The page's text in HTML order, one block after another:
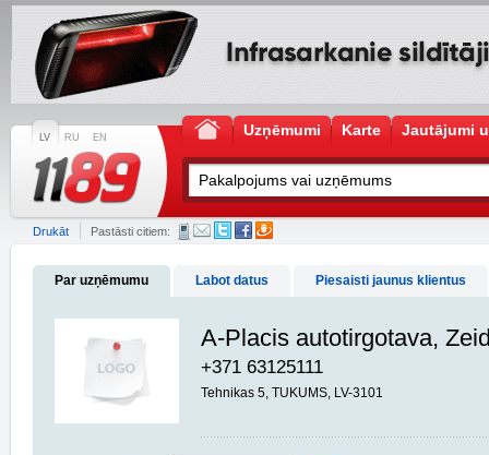
LV RU EN Uzņēmumi Karte Jautājumi
Drukāt Pastāsti citiem:
Par uzņēmumu Labot datus Piesaisti jaunus klientus
A-Placis autotirgotava,
+371 63125111
Tehnikas 5, TUKUMS, LV-3101